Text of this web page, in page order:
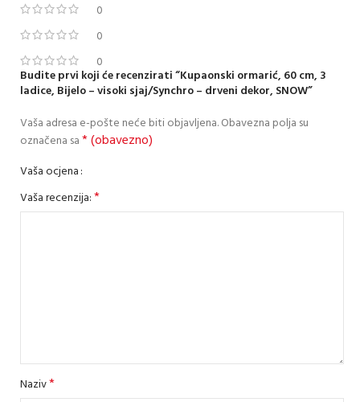
0
0
0
Budite prvi koji će recenzirati “Kupaonski ormarić, 60 cm, 3
ladice, Bijelo – visoki sjaj/Synchro – drveni dekor, SNOW”
Vaša adresa e-pošte neće biti objavljena.Obavezna polja su
označena sa* (obavezno)
Vaša ocjena
Vaša recenzija:*
Naziv*